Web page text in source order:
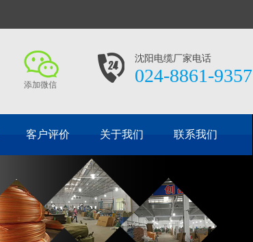
添加微信
沈阳电缆厂家电话
024-8861-9357
客户评价 关于我们 联系我们